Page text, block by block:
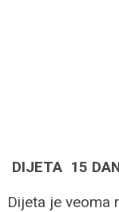
DIJETA 15
Dijeta je veoma